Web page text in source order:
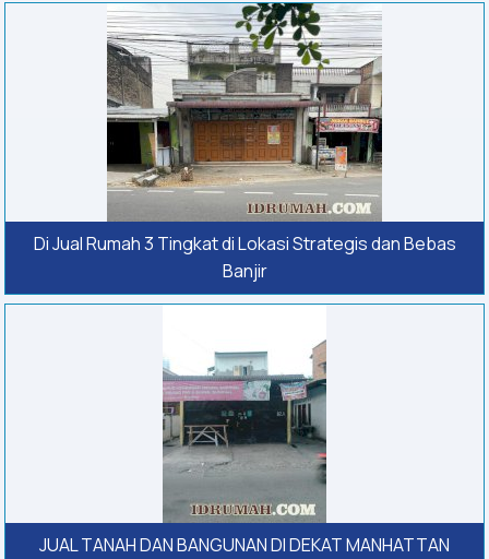
Di Jual Rumah 3 Tingkat di Lokasi Strategis dan Bebas
Banjir
JUAL TANAH DAN BANGUNAN DI DEKAT MANHATTAN